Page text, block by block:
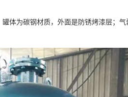
体为碳钢材质，外面是防锈烤漆层；气